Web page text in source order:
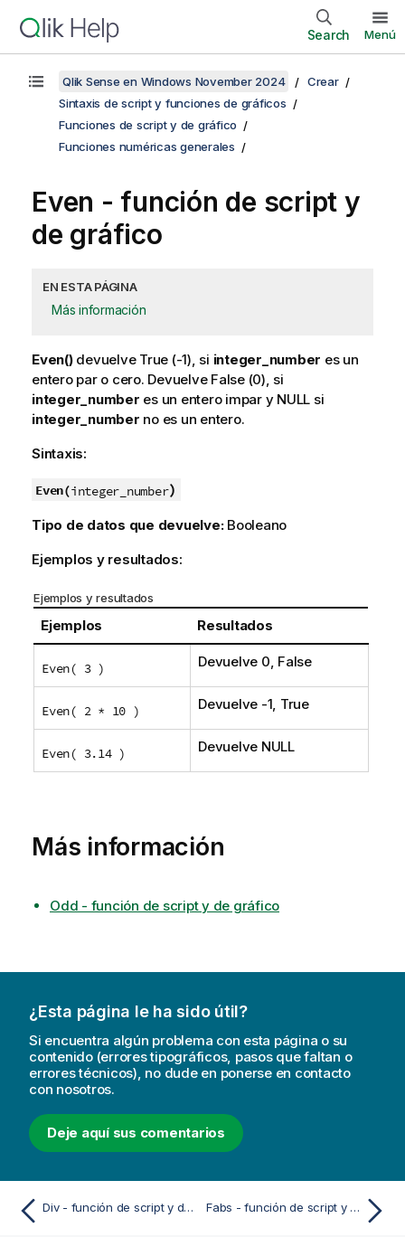
Search Menú
Qlik Sense en Windows November 2024
Crear
Sintaxis de script y funciones de gráficos
Funciones de script y de gráfico
Funciones numéricas generales
Even - función de script y
de gráfico
EN ESTA PÁGINA
Más información
Even()devuelve True (-1), si integer_number es un
entero par o cero. Devuelve False(0), si
integer_number es un entero impar y NULL si
integer_number no es un entero.
Sintaxis:
Even(integer_number)
Tipo de datos que devuelve: Booleano
Ejemplos y resultados:
Ejemplos y resultados
Ejemplos Resultados
Even( 3 ) Devuelve 0, False
Even( 2 * 10 ) Devuelve -1, True
Even( 3.14 ) Devuelve NULL
Más información
Odd - función de script y de gráfico
¿Esta página le ha sido útil?
Si encuentra algún problema con esta página o su
contenido (errores tipográficos, pasos que faltan o
errores técnicos), no dude en ponerse en contacto
con nosotros.
Deje aquí sus comentarios
Div - función de script y de gráfico Fabs - función de script y de gráfico